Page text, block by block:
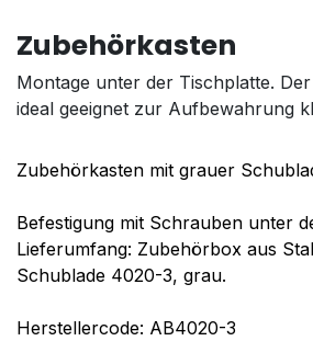
Zubehörkasten
Montage unter der Tischplatte.
ideal geeignet zur Aufbewahrung
Zubehörkasten mit grauer
Befestigung mit Schrauben unter
Lieferumfang: Zubehörbox aus
Schublade 4020-3, grau.
Herstellercode: AB4020-3